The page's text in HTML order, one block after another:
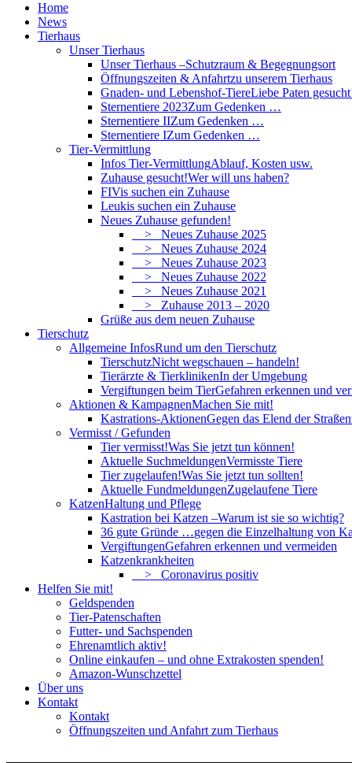
Home
News
Tierhaus
Unser Tierhaus
Unser Tierhaus –Schutzraum & Begegnungsort
Öffnungszeiten & Anfahrtzu unserem Tierhaus
Gnaden- und Lebenshof-TiereLiebe Paten
Sternentiere 2023Zum Gedenken …
Sternentiere IIZum Gedenken …
Sternentiere IZum Gedenken …
Tier-Vermittlung
Infos Tier-VermittlungAblauf, Kosten usw.
Zuhause gesucht!Wer will uns haben?
FIVis suchen ein Zuhause
Leukis suchen ein Zuhause
Neues Zuhause gefunden!
> Neues Zuhause 2025
> Neues Zuhause 2024
> Neues Zuhause 2023
> Neues Zuhause 2022
> Neues Zuhause 2021
> Zuhause 2013 – 2020
Grüße aus dem neuen Zuhause
Tierschutz
Allgemeine InfosRund um den Tierschutz
TierschutzNicht wegschauen – handeln!
Tierärzte & TierklinikenIn der Umgebung
Vergiftungen beim TierGefahren erkennen und
Aktionen & KampagnenMachen Sie mit!
Kastrations-AktionenGegen das Elend der
Vermisst / Gefunden
Tier vermisst!Was Sie jetzt tun können!
Aktuelle SuchmeldungenVermisste Tiere
Tier zugelaufen!Was Sie jetzt tun sollten!
Aktuelle FundmeldungenZugelaufene Tiere
KatzenHaltung und Pflege
Kastration bei Katzen –Warum ist sie so wichtig?
36 gute Gründe …gegen die Einzelhaltung von
VergiftungenGefahren erkennen und vermeiden
Katzenkrankheiten
> Coronavirus positiv
Helfen Sie mit!
Geldspenden
Tier-Patenschaften
Futter- und Sachspenden
Ehrenamtlich aktiv!
Online einkaufen – und ohne Extrakosten spenden!
Amazon-Wunschzettel
Über uns
Kontakt
Kontakt
Öffnungszeiten und Anfahrt zum Tierhaus